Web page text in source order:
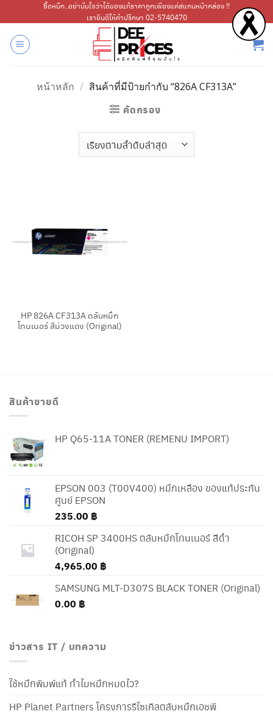
ไป
เนื้อหา
ซื้อหมึก..อย่ามั่นใจว่าได้ของแท้ราคาถูกเพียงแค่สแกนหน้ากล่อง !!
เรายินดีให้คำปรึกษา 02-5740470
หน้าหลัก / สินค้าที่มีป้ายกำกับ “826A CF313A”
คัดกรอง
HP 826A CF313A ตลับหมึก
โทนเนอร์ สีม่วงแดง (Original)
สินค้าขายดี
HP Q65-11A TONER (REMENU IMPORT)
EPSON 003 (T00V400) หมึกเหลือง ของแท้ประกัน
ศูนย์ EPSON
235.00 ฿
RICOH SP 3400HS ตลับหมึกโทนเนอร์ สีดำ
(Original)
4,965.00 ฿
SAMSUNG MLT-D307S BLACK TONER (Original)
0.00 ฿
ข่าวสาร IT / บทความ
ใช้หมึกพิมพ์แท้ ทำไมหมึกหมดไว?
HP Planet Partners โครงการรีไซเคิลตลับหมึกเอชพี